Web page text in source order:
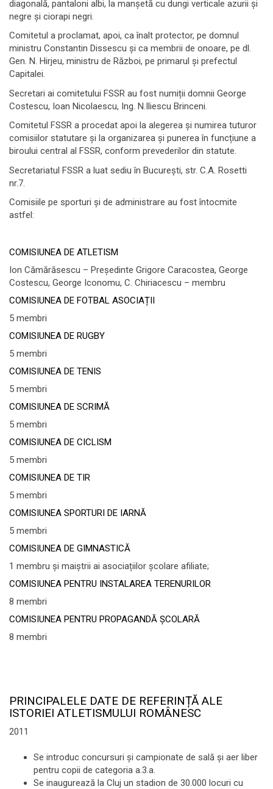
diagonală, pantaloni albi, la manșetă cu dungi verticale azurii și
negre și ciorapi negri.
Comitetul a proclamat, apoi, ca înalt protector, pe domnul
ministru Constantin Dissescu și ca membrii de onoare, pe dl.
Gen. N. Hirjeu, ministru de Război, pe primarul și prefectul
Capitalei.
Secretari ai comitetului FSSR au fost numiții domnii George
Costescu, Ioan Nicolaescu, Ing. N.Iliescu Brinceni.
Comitetul FSSR a procedat apoi la alegerea și numirea tuturor
comisiilor statutare și la organizarea și punerea în funcțiune a
biroului central al FSSR, conform prevederilor din statute.
Secretariatul FSSR a luat sediu în București, str. C.A. Rosetti
nr.7.
Comisiile pe sporturi și de administrare au fost întocmite
astfel:
COMISIUNEA DE ATLETISM
Ion Cămărăsescu – Președinte Grigore Caracostea, George
Costescu, George Iconomu, C. Chiriacescu – membru
COMISIUNEA DE FOTBAL ASOCIAȚII
5 membri
COMISIUNEA DE RUGBY
5 membri
COMISIUNEA DE TENIS
5 membri
COMISIUNEA DE SCRIMĂ
5 membri
COMISIUNEA DE CICLISM
5 membri
COMISIUNEA DE TIR
5 membri
COMISIUNEA SPORTURI DE IARNĂ
5 membri
COMISIUNEA DE GIMNASTICĂ
1 membru și maiștrii ai asociațiilor școlare afiliate;
COMISIUNEA PENTRU INSTALAREA TERENURILOR
8 membri
COMISIUNEA PENTRU PROPAGANDĂ ȘCOLARĂ
8 membri
PRINCIPALELE DATE DE REFERINȚĂ ALE
ISTORIEI ATLETISMULUI ROMÂNESC
2011
Se introduc concursuri și campionate de sală și aer liber
pentru copii de categoria a.3.a.
Se inaugurează la Cluj un stadion de 30.000 locuri cu